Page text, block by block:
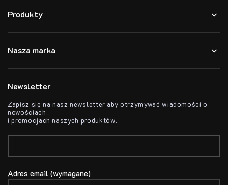
Produkty
Nasza marka
Newsletter
Zapisz się na nasz newsletter aby otrzymywać wiadomości o
nowościach
i promocjach naszych produktów.
Adres email (wymagane)